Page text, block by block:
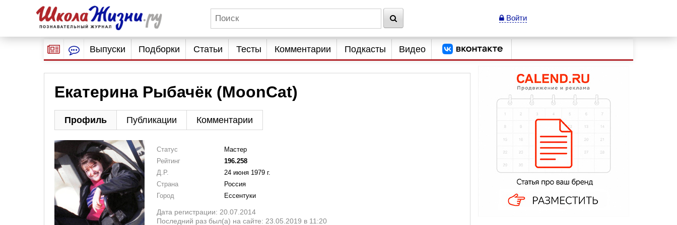
Войти
Выпуски Подборки Статьи Тесты Комментарии Подкасты Видео
Екатерина Рыбачёк (MoonCat)
Профиль Публикации Комментарии
Статус
Мастер
Рейтинг
196.258
Д.Р.
24 июня 1979 г.
Страна
Россия
Город
Ессентуки
Дата регистрации: 20.07.2014
Последний раз был(а) на сайте: 23.05.2019 в 11:20